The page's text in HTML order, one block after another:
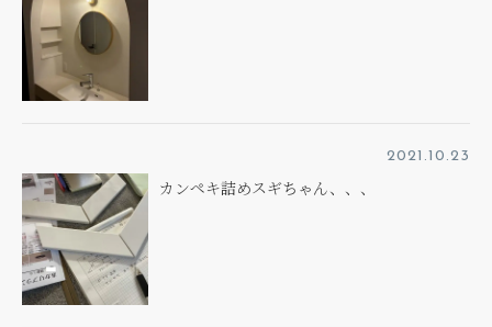
2021.10.23
カンペキ詰めスギちゃん、、、